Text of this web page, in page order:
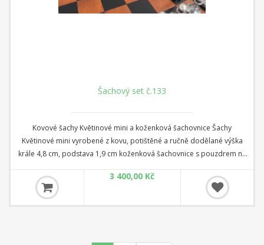
Šachový set č.133
Kovové šachy Květinové mini a koženková šachovnice Šachy
Květinové mini vyrobené z kovu, potištěné a ručně dodělané výška
krále 4,8 cm, podstava 1,9 cm koženková šachovnice s pouzdrem na
3 400,00 Kč